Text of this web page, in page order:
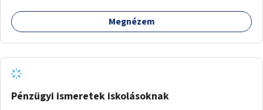
Megnézem
Pénzügyi ismeretek iskolásoknak